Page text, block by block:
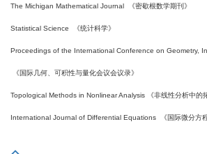
The Michigan Mathematical Journal 《密歇根数学期刊》
Statistical Science 《统计科学》
Proceedings of the International Conference on Geometry,
《国际几何、可积性与量化会议会议录》
Topological Methods in Nonlinear Analysis 《非线性分析中的
International Journal of Differential Equations 《国际微分方